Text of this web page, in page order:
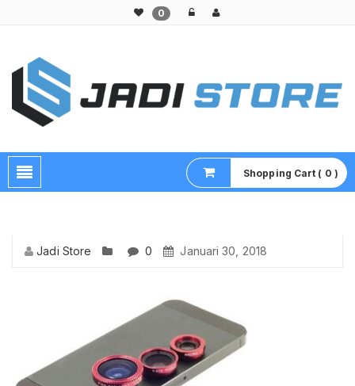
0
Shopping Cart ( 0 )
Jadi Store 0 Januari 30, 2018